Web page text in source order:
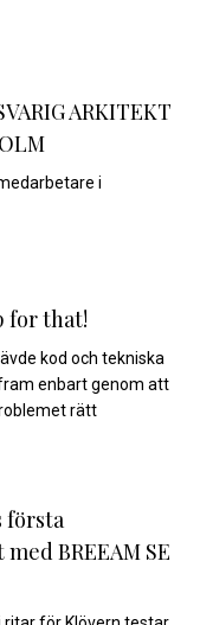
ARKITEKT
i
for that!
kod och tekniska
enbart genom att
rätt
första
BREEAM SE